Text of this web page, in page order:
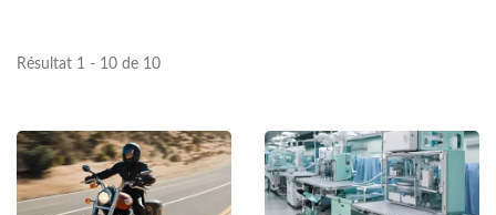
Résultat 1 - 10 de 10